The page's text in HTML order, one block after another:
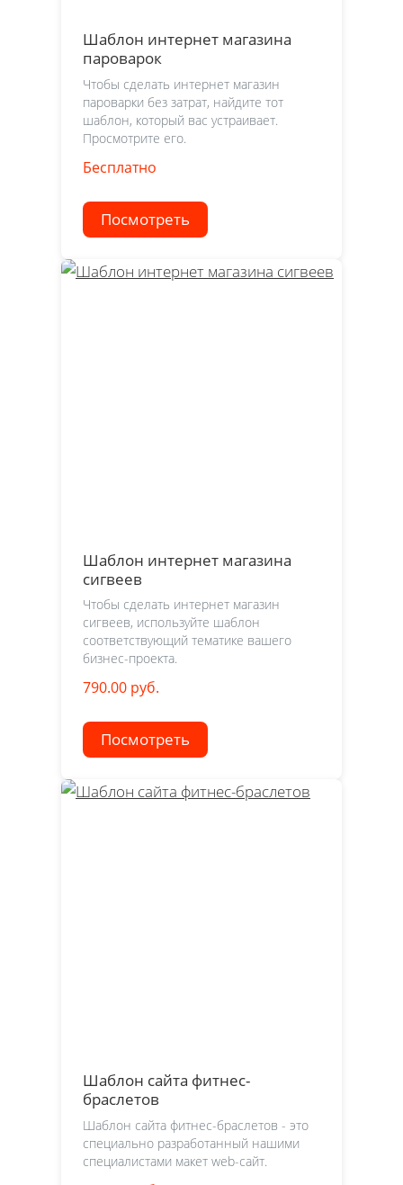
Шаблон интернет магазина
пароварок
Чтобы сделать интернет магазин
пароварки без затрат, найдите тот
шаблон, который вас устраивает.
Просмотрите его.
Бесплатно
Посмотреть
Шаблон интернет магазина
сигвеев
Чтобы сделать интернет магазин
сигвеев, используйте шаблон
соответствующий тематике вашего
бизнес-проекта.
790.00 руб.
Посмотреть
Шаблон сайта фитнес-
браслетов
Шаблон сайта фитнес-браслетов - это
специально разработанный нашими
специалистами макет web-сайт.